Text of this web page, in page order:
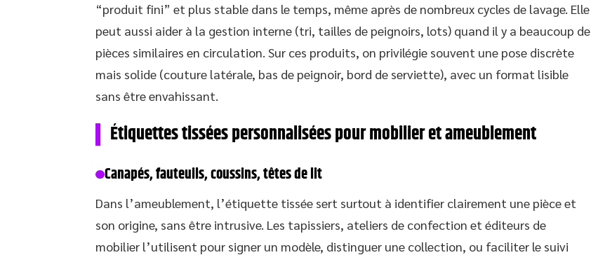
“produit fini” et plus stable dans le temps, même après de nombreux cycles de lavage. Elle
peut aussi aider à la gestion interne (tri, tailles de peignoirs, lots) quand il y a beaucoup de
pièces similaires en circulation. Sur ces produits, on privilégie souvent une pose discrète
mais solide (couture latérale, bas de peignoir, bord de serviette), avec un format lisible
sans être envahissant.
Étiquettes tissées personnalisées pour mobilier et ameublement
Canapés, fauteuils, coussins, têtes de lit
Dans l’ameublement, l’étiquette tissée sert surtout à identifier clairement une pièce et
son origine, sans être intrusive. Les tapissiers, ateliers de confection et éditeurs de
mobilier l’utilisent pour signer un modèle, distinguer une collection, ou faciliter le suivi